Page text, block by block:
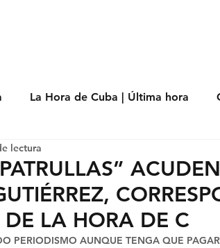
La Hora de Cuba | Última hora
Entrevistas
Presos Políticos
LA HORA DE C
lectura
PERIODISMO AUNQUE TENGA QUE